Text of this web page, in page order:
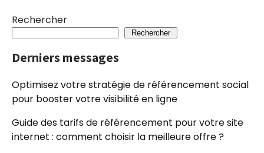
Rechercher
Rechercher
Derniers messages
Optimisez votre stratégie de référencement social
pour booster votre visibilité en ligne
Guide des tarifs de référencement pour votre site
internet : comment choisir la meilleure offre ?